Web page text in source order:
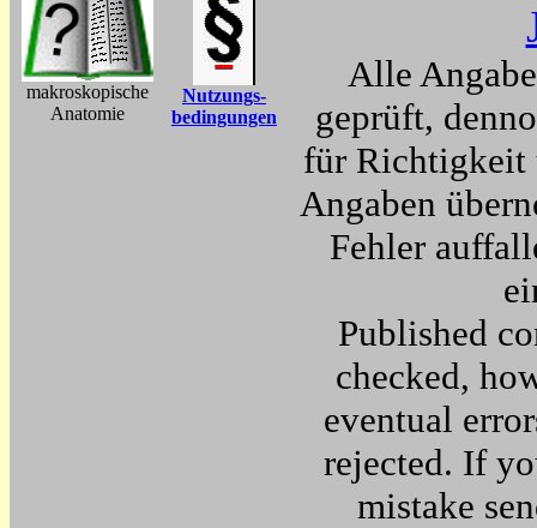
makroskopische
Anatomie
Nutzungs-
bedingungen
Alle
geprüft,
für Richtigkeit
Angaben
Fehler
Published
checked,
eventual
rejected. If
mistake